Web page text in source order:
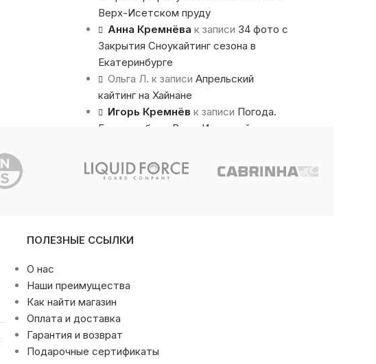
Верх-Исетском пруду
Анна Кремнёва к записи 34 фото с
Закрытия Сноукайтинг сезона в
Екатеринбурге
Ольга Л. к записи Апрельский
кайтинг на Хайнане
Игорь Кремнёв к записи Погода.
Екатеринбург, Верх-Исетский пруд
ПОЛЕЗНЫЕ ССЫЛКИ
О нас
Наши преимущества
Как найти магазин
Оплата и доставка
Гарантия и возврат
Подарочные сертификаты